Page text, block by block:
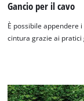
Gancio per il cavo
È possibile appendere
cintura grazie ai pratici